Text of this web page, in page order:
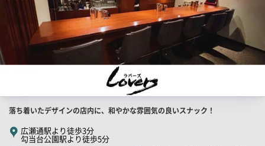
店
舗
PR
落ち着いたデザインの店内に、和やかな雰囲気の良いスナック！
広瀬通駅より徒歩3分
勾当台公園駅より徒歩5分